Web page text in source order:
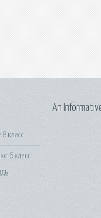
8 класс
6 класс
An